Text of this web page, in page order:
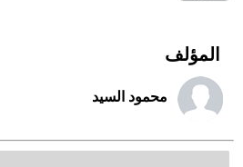
المؤلف
محمود السيد